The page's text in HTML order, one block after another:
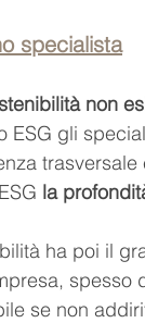
specialista
non
ESG gli
la
ha poi il
spesso
se non